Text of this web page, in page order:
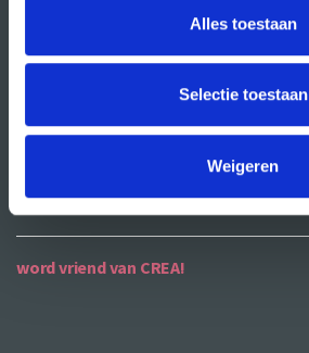
Alles toestaan
Selectie toestaan
Weigeren
contact
openingstijden
word vriend van CREA!